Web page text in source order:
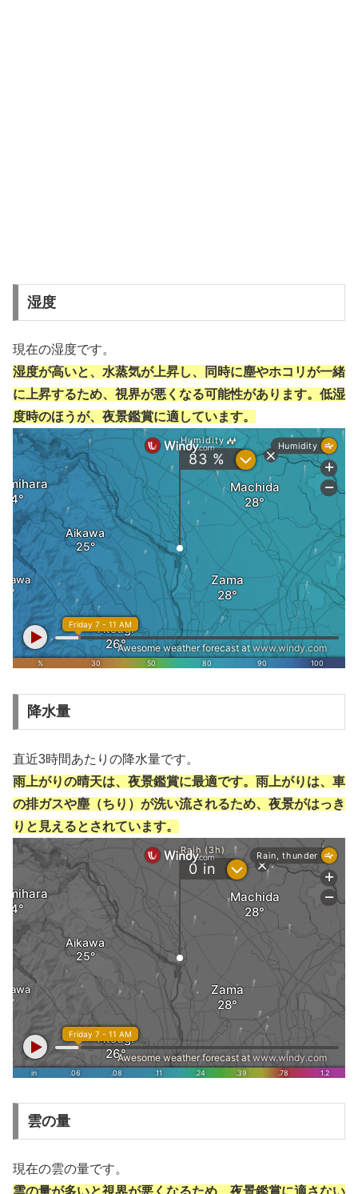
湿度
現在の湿度です。
湿度が高いと、水蒸気が上昇し、同時に塵やホコリが一緒
に上昇するため、視界が悪くなる可能性があります。低湿
度時のほうが、夜景鑑賞に適しています。
降水量
直近3時間あたりの降水量です。
雨上がりの晴天は、夜景鑑賞に最適です。雨上がりは、車
の排ガスや塵（ちり）が洗い流されるため、夜景がはっき
りと見えるとされています。
雲の量
現在の雲の量です。
雲の量が多いと視界が悪くなるため、夜景鑑賞に適さない